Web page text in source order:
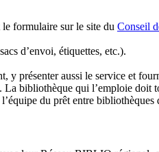
le formulaire sur le site du Conseil
d’envoi, étiquettes, etc.).
y présenter aussi le service et
bibliothèque qui l’emploie doit
du prêt entre